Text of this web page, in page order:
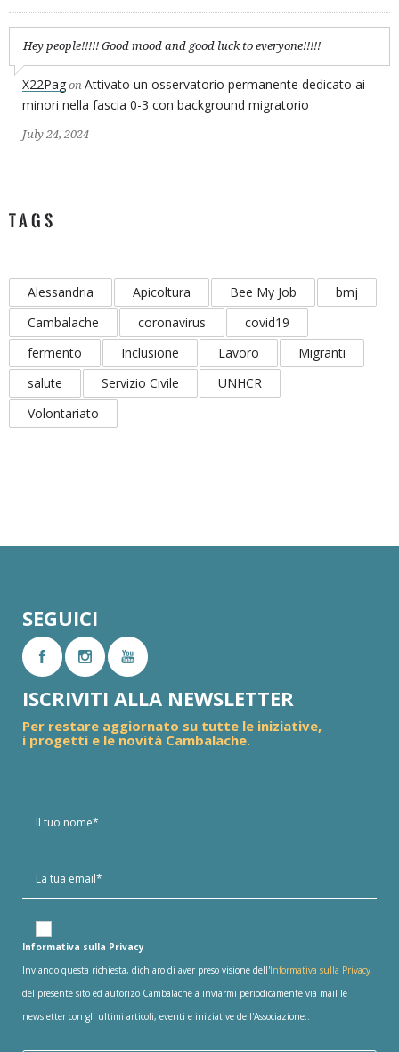
Hey people!!!!! Good mood and good luck to everyone!!!!!
X22Pag on Attivato un osservatorio permanente dedicato ai
minori nella fascia 0-3 con background migratorio
July 24, 2024
TAGS
Alessandria Apicoltura Bee My Job
bmj
Cambalache
coronavirus
covid19
fermento
Inclusione Lavoro
Migranti
salute
Servizio Civile
UNHCR
Volontariato
SEGUICI
ISCRIVITI ALLA NEWSLETTER
Per restare aggiornato su tutte le iniziative,
i progetti e le novità Cambalache.
Informativa sulla Privacy
Inviando questa richiesta, dichiaro di aver preso visione dell'Informativa sulla Privacy
del presente sito ed autorizo Cambalache a inviarmi periodicamente via mail le
newsletter con gli ultimi articoli, eventi e iniziative dell'Associazione..